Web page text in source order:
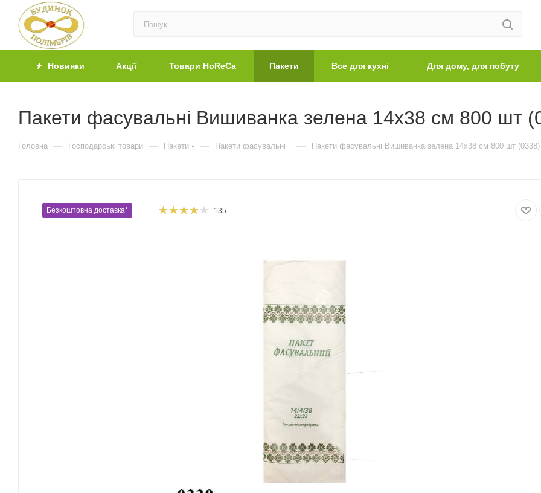
Новинки Акції Товари HoReCa Пакети Все для кухні Для дому, для побуту
Пакети фасувальні Вишиванка зелена 14х38 см 800 шт
Головна — Господарські товари — Пакети — Пакети фасувальні — Пакети фасувальні Вишиванка зелена 14х38 см 800 шт (0338)
Безкоштовна доставка* 135